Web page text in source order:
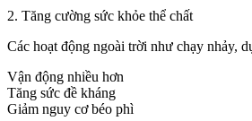
2. Tăng cường sức khỏe thể chất
Các hoạt động ngoài trời như chạy nhảy,
Vận động nhiều hơn
Tăng sức đề kháng
Giảm nguy cơ béo phì